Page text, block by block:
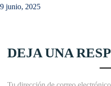
9 junio, 2025
DEJA UNA